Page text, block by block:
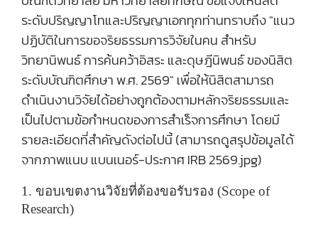
ระดับปริญญาโทและปริญญาเอกทุกท่านทราบถึง"แนว
ปฏิบัติในการขอจริยธรรมการวิจัยในคน สำหรับ
วิทยานิพนธ์ การค้นคว้าอิสระ และดุษฎีนิพนธ์ ของนิสิต
ระดับบัณฑิตศึกษา พ.ศ. 2569" เพื่อให้นิสิตสามารถ
ดำเนินงานวิจัยได้อย่างถูกต้องตามหลักจริยธรรมและ
เป็นไปตามข้อกำหนดของการสำเร็จการศึกษา โดยมี
รายละเอียดที่สำคัญดังต่อไปนี้ (สามารถดูสรุปข้อมูลได้
จากภาพแนบ แบนเนอร์-ประกาศ IRB 2569.jpg)
1. ขอบเขตงานวิจัยที่ต้องขอรับรอง (Scope of
Research)